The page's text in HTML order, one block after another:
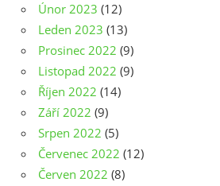
Únor 2023 (12)
Leden 2023 (13)
Prosinec 2022 (9)
Listopad 2022 (9)
Říjen 2022 (14)
Září 2022 (9)
Srpen 2022 (5)
Červenec 2022 (12)
Červen 2022 (8)